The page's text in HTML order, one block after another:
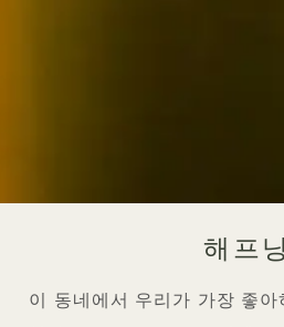
해프닝
이 동네에서 우리가 가장 좋